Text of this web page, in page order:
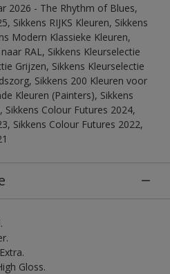
2026 - The Rhythm of Blues,
Sikkens RIJKS Kleuren, Sikkens
Modern Klassieke Kleuren,
RAL, Sikkens Kleurselectie
Grijzen, Sikkens Kleurselectie
Sikkens 200 Kleuren voor
Kleuren (Painters), Sikkens
Sikkens Colour Futures 2024,
Sikkens Colour Futures 2022,
Gloss.